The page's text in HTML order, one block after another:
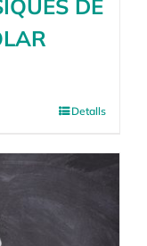
DE
Detalls